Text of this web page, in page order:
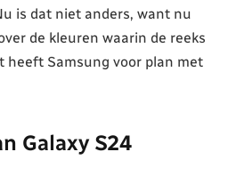
is dat niet anders, want nu
de kleuren waarin de reeks
heeft Samsung voor plan met
Galaxy S24